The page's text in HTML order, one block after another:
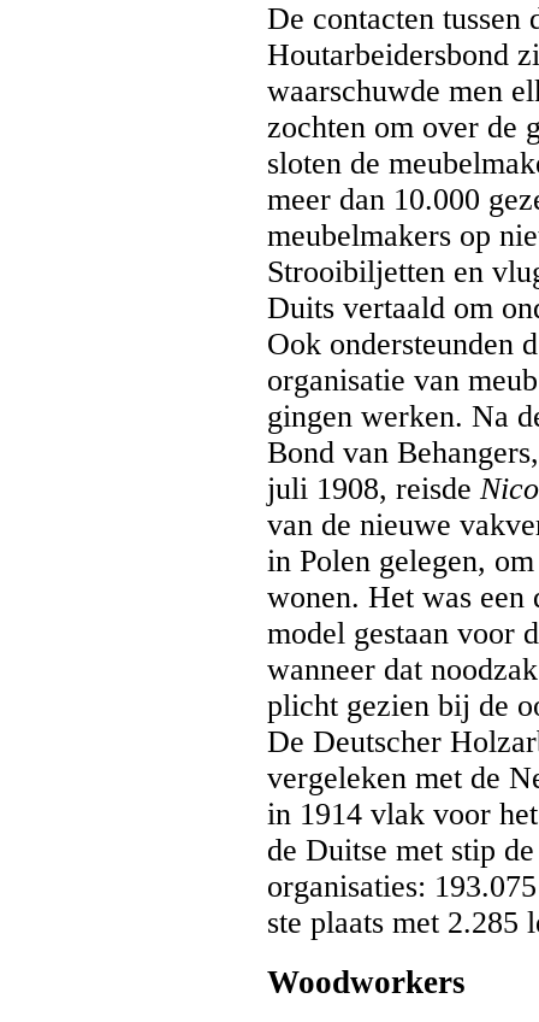
De contacten tussen
Houtarbeidersbond
waarschuwde men
zochten om over de
sloten de
meer dan 10.000
meubelmakers op
Strooibiljetten en
Duits vertaald om
Ook ondersteunden
organisatie van
gingen werken. Na
Bond van
juli 1908, reisde
van de nieuwe
in Polen gelegen,
wonen. Het was een
model gestaan voor
wanneer dat
plicht gezien bij de
De Deutscher
vergeleken met de
in 1914 vlak voor
de Duitse met stip
organisaties:
ste plaats met 2.285
Woodworkers